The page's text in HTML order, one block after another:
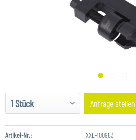
Anfrage stellen
Artikel-Nr.: XXL-100963